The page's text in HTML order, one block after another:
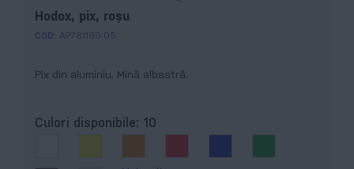
Hodox, pix, roșu
COD: AP781190-05
Pix din aluminiu. Mină albastră.
Culori disponibile: 10